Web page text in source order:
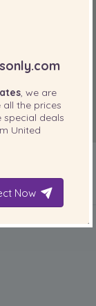
, we are
all the prices
special deals
United
Now